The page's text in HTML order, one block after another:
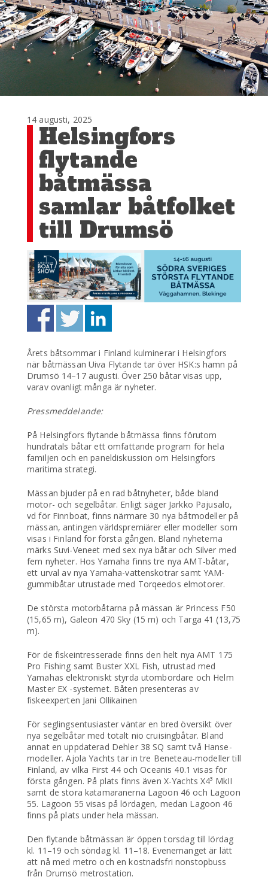
14 augusti, 2025
Helsingfors
flytande
båtmässa
samlar båtfolket
till Drumsö
Årets båtsommar i Finland kulminerar i Helsingfors
när båtmässan Uiva Flytande tar över HSK:s hamn på
Drumsö 14–17 augusti. Över 250 båtar visas upp,
varav ovanligt många är nyheter.
Pressmeddelande:
På Helsingfors flytande båtmässa finns förutom
hundratals båtar ett omfattande program för hela
familjen och en paneldiskussion om Helsingfors
maritima strategi.
Mässan bjuder på en rad båtnyheter, både bland
motor- och segelbåtar. Enligt säger Jarkko Pajusalo,
vd för Finnboat, finns närmare 30 nya båtmodeller på
mässan, antingen världspremiärer eller modeller som
visas i Finland för första gången. Bland nyheterna
märks Suvi-Veneet med sex nya båtar och Silver med
fem nyheter. Hos Yamaha finns tre nya AMT-båtar,
ett urval av nya Yamaha-vattenskotrar samt YAM-
gummibåtar utrustade med Torqeedos elmotorer.
De största motorbåtarna på mässan är Princess F50
(15,65 m), Galeon 470 Sky (15 m) och Targa 41 (13,75
m).
För de fiskeintresserade finns den helt nya AMT 175
Pro Fishing samt Buster XXL Fish, utrustad med
Yamahas elektroniskt styrda utombordare och Helm
Master EX -systemet. Båten presenteras av
fiskeexperten Jani Ollikainen
För seglingsentusiaster väntar en bred översikt över
nya segelbåtar med totalt nio cruisingbåtar. Bland
annat en uppdaterad Dehler 38 SQ samt två Hanse-
modeller. Ajola Yachts tar in tre Beneteau-modeller till
Finland, av vilka First 44 och Oceanis 40.1 visas för
första gången. På plats finns även X-Yachts X4³ MkII
samt de stora katamaranerna Lagoon 46 och Lagoon
55. Lagoon 55 visas på lördagen, medan Lagoon 46
finns på plats under hela mässan.
Den flytande båtmässan är öppen torsdag till lördag
kl. 11–19 och söndag kl. 11–18. Evenemanget är lätt
att nå med metro och en kostnadsfri nonstopbuss
från Drumsö metrostation.